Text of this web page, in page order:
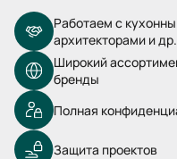
Работаем с
архитекторами и др.
Широкий
бренды
Полная
Защита проектов